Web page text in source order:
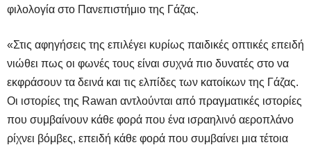
φιλολογία στο Πανεπιστήμιο της Γάζας.
«Στις αφηγήσεις της επιλέγει κυρίως παιδικές οπτικές επειδή
νιώθει πως οι φωνές τους είναι συχνά πιο δυνατές στο να
εκφράσουν τα δεινά και τις ελπίδες των κατοίκων της Γάζας.
Οι ιστορίες της Rawan αντλούνται από πραγματικές ιστορίες
που συμβαίνουν κάθε φορά που ένα ισραηλινό αεροπλάνο
ρίχνει βόμβες, επειδή κάθε φορά που συμβαίνει μια τέτοια